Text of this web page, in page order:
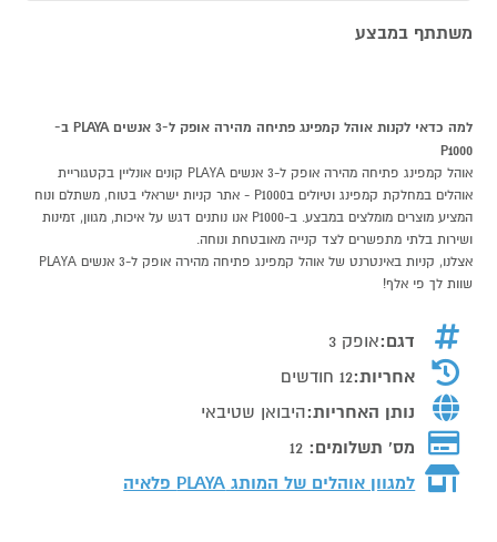
משתתף במבצע
למה כדאי לקנות אוהל קמפינג פתיחה מהירה אופק ל-3 אנשים PLAYA ב-
P1000
אוהל קמפינג פתיחה מהירה אופק ל-3 אנשים PLAYA קונים אונליין בקטגוריית
אוהלים במחלקת קמפינג וטיולים בP1000 - אתר קניות ישראלי בטוח, משתלם ונוח
המציע מוצרים מומלצים במבצע. ב-P1000 אנו נותנים דגש על איכות, מגוון, זמינות
ושירות בלתי מתפשרים לצד קנייה מאובטחת ונוחה.
אצלנו, קניות באינטרנט של אוהל קמפינג פתיחה מהירה אופק ל-3 אנשים PLAYA
שוות לך פי אלף!
דגם:אופק 3
אחריות:12 חודשים
נותן האחריות:היבואן שטיבאי
מס' תשלומים: 12
למגוון אוהלים של המותג PLAYA פלאיה